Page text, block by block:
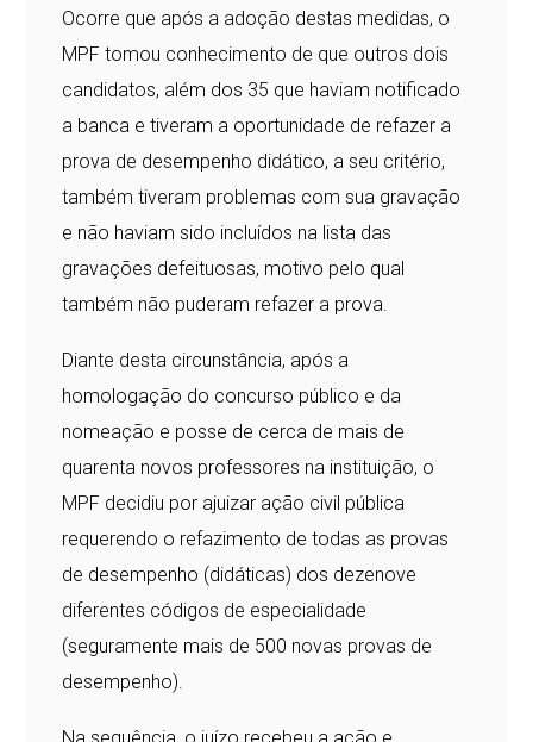
Ocorre que após a adoção destas medidas, o
MPF tomou conhecimento de que outros dois
candidatos, além dos 35 que haviam notificado
a banca e tiveram a oportunidade de refazer a
prova de desempenho didático, a seu critério,
também tiveram problemas com sua gravação
e não haviam sido incluídos na lista das
gravações defeituosas, motivo pelo qual
também não puderam refazer a prova.
Diante desta circunstância, após a
homologação do concurso público e da
nomeação e posse de cerca de mais de
quarenta novos professores na instituição, o
MPF decidiu por ajuizar ação civil pública
requerendo o refazimento de todas as provas
de desempenho (didáticas) dos dezenove
diferentes códigos de especialidade
(seguramente mais de 500 novas provas de
desempenho).